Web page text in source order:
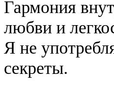
Гармония
любви и
Я не
секреты.